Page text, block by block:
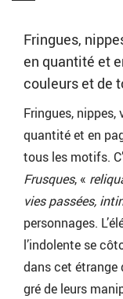
Fringues,
en quantité et
couleurs et de
Fringues, nippes,
quantité et en
tous les motifs.
Frusques, «
vies passées,
personnages.
l’indolente se
dans cet étrange
gré de leurs